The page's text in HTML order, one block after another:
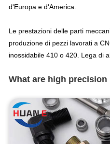
d'Europa e d'America.
Le prestazioni delle parti
produzione di pezzi lavorati a
inossidabile 410 o 420. Lega di
What are high precision